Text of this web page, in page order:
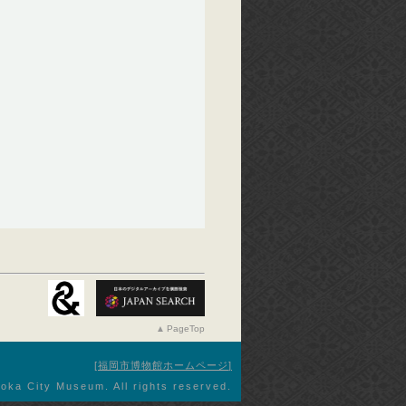
PageTop
福岡市博物館ホームページ
City Museum. All rights reserved.